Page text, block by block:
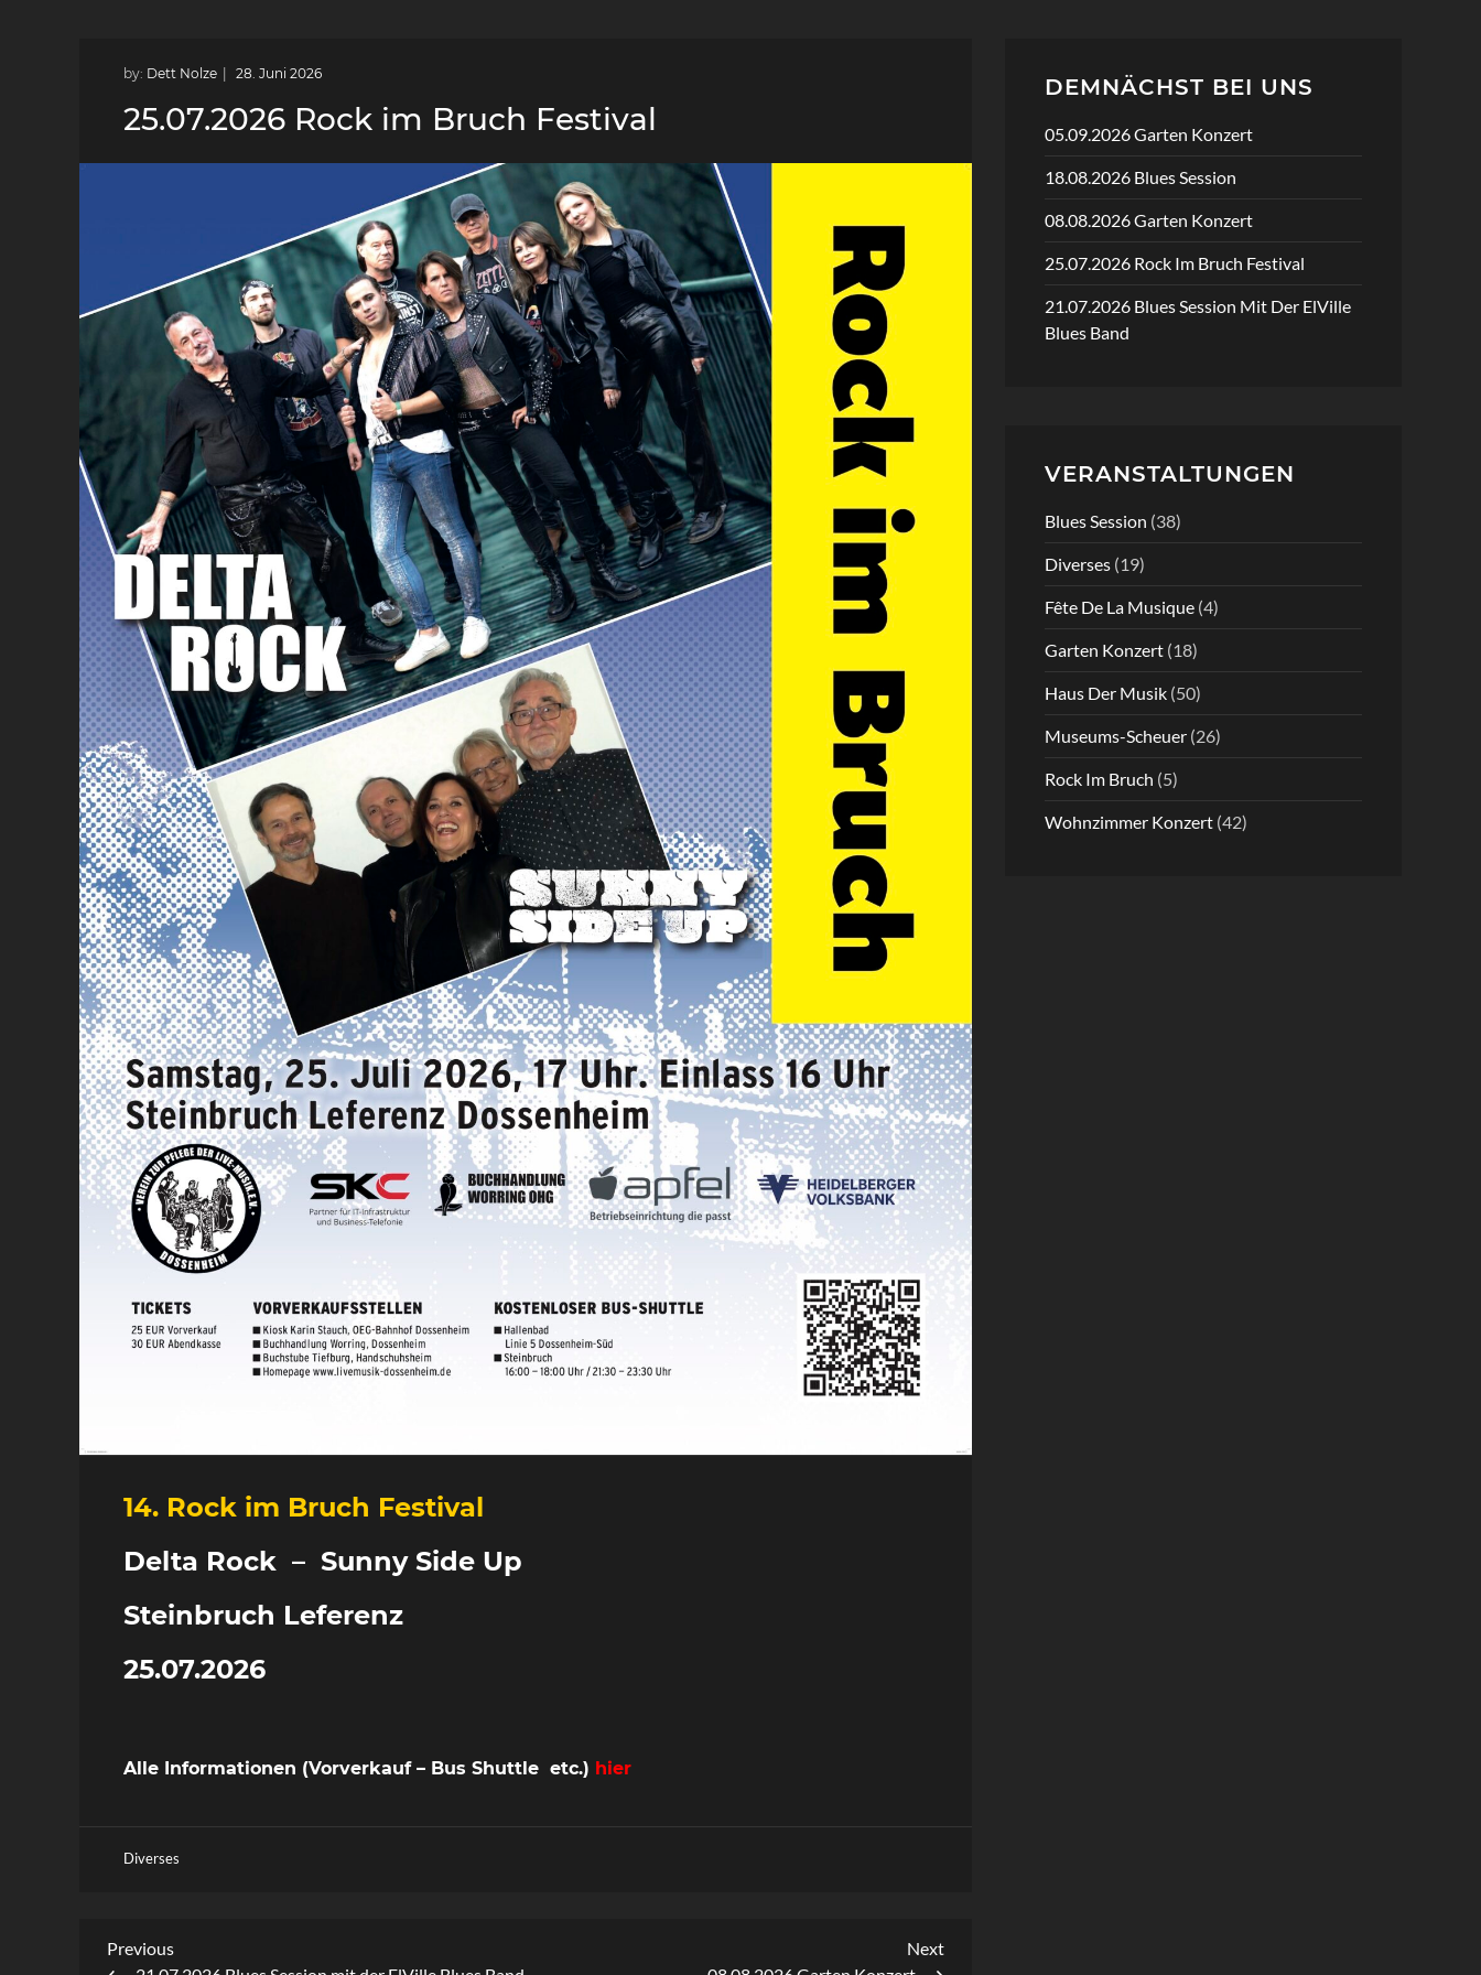
by: Dett Nolze
25.07.2026 Rock im Bruch Festival
14. Rock im Bruch Festival
Delta Rock – Sunny Side Up
Steinbruch Leferenz
25.07.2026
Alle Informationen (Vorverkauf – Bus Shuttle etc.) hier
Diverses
Beitragsnavigation
Previous
Previous
Next
Next
DEMNÄCHST BEI UNS
05.09.2026 Garten Konzert
18.08.2026 Blues Session
08.08.2026 Garten Konzert
25.07.2026 Rock Im Bruch Festival
21.07.2026 Blues Session Mit Der ElVille
Blues Band
VERANSTALTUNGEN
Blues Session (38)
Diverses (19)
Fête De La Musique (4)
Garten Konzert (18)
Haus Der Musik (50)
Museums-Scheuer (26)
Rock Im Bruch (5)
Wohnzimmer Konzert (42)